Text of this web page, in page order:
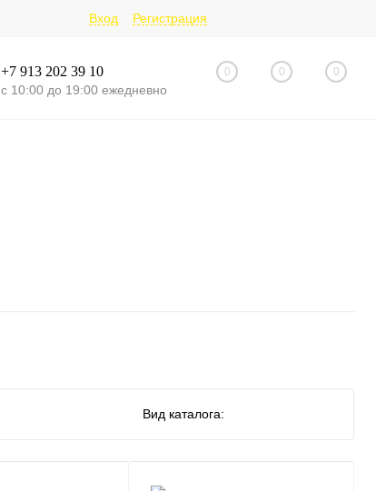
Вход Регистрация
+7 913 202 39 10
с 10:00 до 19:00 ежедневно
0 0 0
Вид каталога: